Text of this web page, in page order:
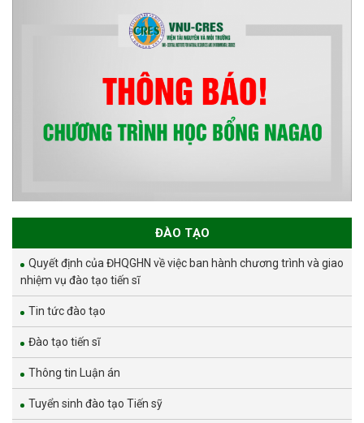
ĐÀO TẠO
Quyết định của ĐHQGHN về việc ban hành chương trình và giao
nhiệm vụ đào tạo tiến sĩ
Tin tức đào tạo
Đào tạo tiến sĩ
Thông tin Luận án
Tuyển sinh đào tạo Tiến sỹ